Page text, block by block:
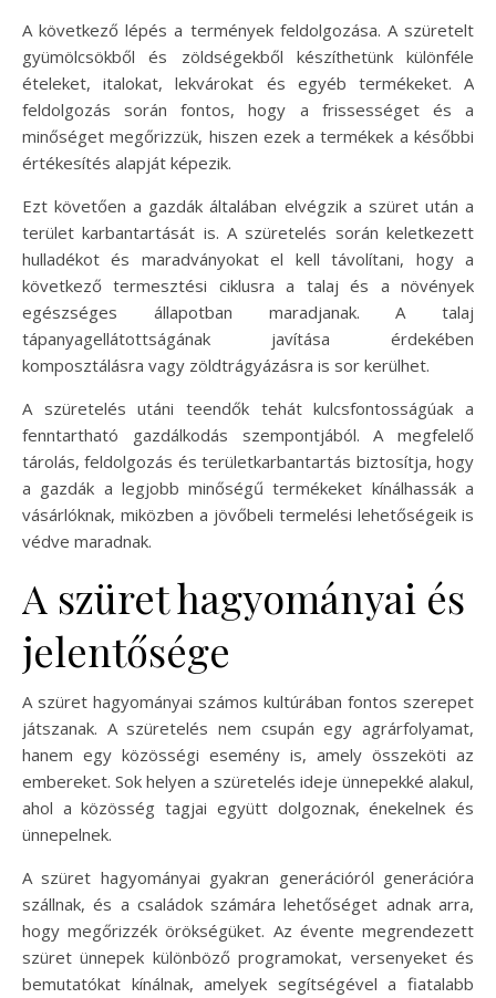
A következő lépés a termények feldolgozása. A szüretelt
gyümölcsökből és zöldségekből készíthetünk különféle
ételeket, italokat, lekvárokat és egyéb termékeket. A
feldolgozás során fontos, hogy a frissességet és a
minőséget megőrizzük, hiszen ezek a termékek a későbbi
értékesítés alapját képezik.
Ezt követően a gazdák általában elvégzik a szüret után a
terület karbantartását is. A szüretelés során keletkezett
hulladékot és maradványokat el kell távolítani, hogy a
következő termesztési ciklusra a talaj és a növények
egészséges állapotban maradjanak. A talaj
tápanyagellátottságának javítása érdekében
komposztálásra vagy zöldtrágyázásra is sor kerülhet.
A szüretelés utáni teendők tehát kulcsfontosságúak a
fenntartható gazdálkodás szempontjából. A megfelelő
tárolás, feldolgozás és területkarbantartás biztosítja, hogy
a gazdák a legjobb minőségű termékeket kínálhassák a
vásárlóknak, miközben a jövőbeli termelési lehetőségeik is
védve maradnak.
A szüret hagyományai és
jelentősége
A szüret hagyományai számos kultúrában fontos szerepet
játszanak. A szüretelés nem csupán egy agrárfolyamat,
hanem egy közösségi esemény is, amely összeköti az
embereket. Sok helyen a szüretelés ideje ünnepekké alakul,
ahol a közösség tagjai együtt dolgoznak, énekelnek és
ünnepelnek.
A szüret hagyományai gyakran generációról generációra
szállnak, és a családok számára lehetőséget adnak arra,
hogy megőrizzék örökségüket. Az évente megrendezett
szüret ünnepek különböző programokat, versenyeket és
bemutatókat kínálnak, amelyek segítségével a fiatalabb